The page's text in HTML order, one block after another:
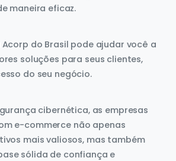
maneira eficaz.
Acorp do Brasil pode ajudar você a
soluções para seus clientes,
do seu negócio.
cibernética, as empresas
e-commerce não apenas
mais valiosos, mas também
sólida de confiança e